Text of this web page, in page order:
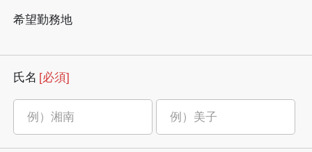
希望勤務地
氏名 [必須]